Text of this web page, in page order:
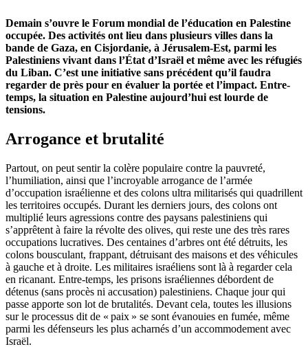
Demain s’ouvre le Forum mondial de l’éducation en Palestine
occupée. Des activités ont lieu dans plusieurs villes dans la
bande de Gaza, en Cisjordanie, à Jérusalem-Est, parmi les
Palestiniens vivant dans l’État d’Israël et même avec les réfugiés
du Liban. C’est une initiative sans précédent qu’il faudra
regarder de près pour en évaluer la portée et l’impact. Entre-
temps, la situation en Palestine aujourd’hui est lourde de
tensions.
Arrogance et brutalité
Partout, on peut sentir la colère populaire contre la pauvreté,
l’humiliation, ainsi que l’incroyable arrogance de l’armée
d’occupation israélienne et des colons ultra militarisés qui quadrillent
les territoires occupés. Durant les derniers jours, des colons ont
multiplié leurs agressions contre des paysans palestiniens qui
s’apprêtent à faire la révolte des olives, qui reste une des très rares
occupations lucratives. Des centaines d’arbres ont été détruits, les
colons bousculant, frappant, détruisant des maisons et des véhicules
à gauche et à droite. Les militaires israéliens sont là à regarder cela
en ricanant. Entre-temps, les prisons israéliennes débordent de
détenus (sans procès ni accusation) palestiniens. Chaque jour qui
passe apporte son lot de brutalités. Devant cela, toutes les illusions
sur le processus dit de « paix » se sont évanouies en fumée, même
parmi les défenseurs les plus acharnés d’un accommodement avec
Israël.